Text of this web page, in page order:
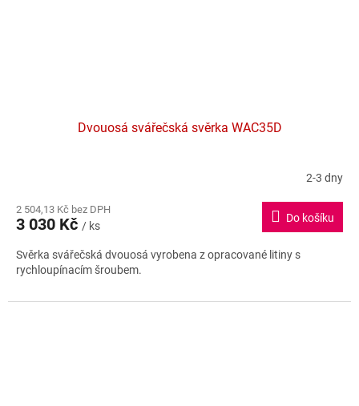
Dvouosá svářečská svěrka WAC35D
2-3 dny
2 504,13 Kč bez DPH
3 030 Kč / ks
Do košíku
Svěrka svářečská dvouosá vyrobena z opracované litiny s
rychloupínacím šroubem.